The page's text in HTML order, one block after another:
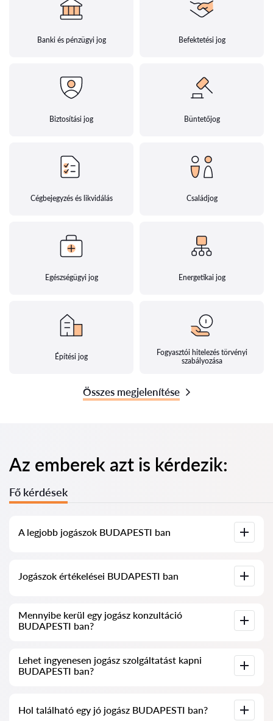
Banki és pénzügyi jog Befektetési jog
Biztosítási jog Büntetőjog
Cégbejegyzés és likvidálás Családjog
Egészségügyi jog Energetikai jog
Építési jog
Fogyasztói hitelezés törvényi
szabályozása
Összes megjelenítése
Az emberek azt is kérdezik:
Fő kérdések
A legjobb jogászok BUDAPESTI ban
teljes információval. Árak, értékelések, telefonszám és cím.
Jogászok értékelései BUDAPESTI ban
jogászokról, nem töröljük a negatív véleményeket, és nincs
lehetőség manipulálni azokat.
Mennyibe kerül egy jogász konzultáció
BUDAPESTI ban?
kezdődik és felfelé (az árak a kérdés bonyolultságától és a
válasz formájától függően változhatnak).
Lehet ingyenesen jogász szolgáltatást kapni
BUDAPESTI ban?
próbálja meg feltenni. Ha nem bonyolult, és gyorsan lehet rá
válaszolni, a jogászok gyakran ingyenesen válaszolnak.
Hol található egy jó jogász BUDAPESTI ban?